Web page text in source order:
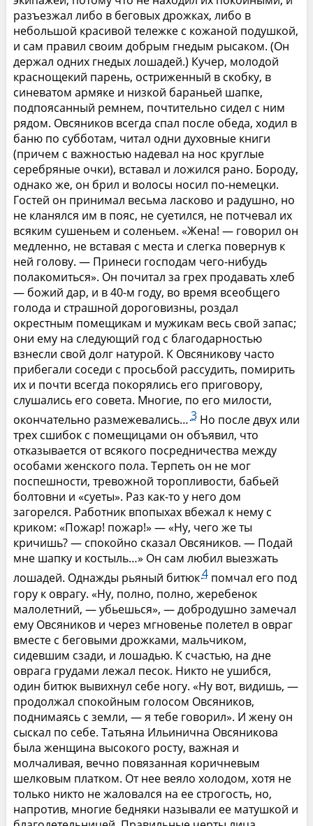
разъезжал либо в беговых дрожках, либо в
небольшой красивой тележке с кожаной подушкой,
и сам правил своим добрым гнедым рысаком. (Он
держал одних гнедых лошадей.) Кучер, молодой
краснощекий парень, остриженный в скобку, в
синеватом армяке и низкой бараньей шапке,
подпоясанный ремнем, почтительно сидел с ним
рядом. Овсяников всегда спал после обеда, ходил в
баню по субботам, читал одни духовные книги
(причем с важностью надевал на нос круглые
серебряные очки), вставал и ложился рано. Бороду,
однако же, он брил и волосы носил по-немецки.
Гостей он принимал весьма ласково и радушно, но
не кланялся им в пояс, не суетился, не потчевал их
всяким сушеньем и соленьем. «Жена! — говорил он
медленно, не вставая с места и слегка повернув к
ней голову. — Принеси господам чего-нибудь
полакомиться». Он почитал за грех продавать хлеб
— божий дар, и в 40-м году, во время всеобщего
голода и страшной дороговизны, роздал
окрестным помещикам и мужикам весь свой запас;
они ему на следующий год с благодарностью
взнесли свой долг натурой. К Овсяникову часто
прибегали соседи с просьбой рассудить, помирить
их и почти всегда покорялись его приговору,
слушались его совета. Многие, по его милости,
окончательно размежевались…3Но после двух или
трех сшибок с помещицами он объявил, что
отказывается от всякого посредничества между
особами женского пола. Терпеть он не мог
поспешности, тревожной торопливости, бабьей
болтовни и «суеты». Раз как-то у него дом
загорелся. Работник впопыхах вбежал к нему с
криком: «Пожар! пожар!» — «Ну, чего же ты
кричишь? — спокойно сказал Овсяников. — Подай
мне шапку и костыль…» Он сам любил выезжать
лошадей. Однажды рьяный битюк4помчал его под
гору к оврагу. «Ну, полно, полно, жеребенок
малолетний, — убьешься», — добродушно замечал
ему Овсяников и через мгновенье полетел в овраг
вместе с беговыми дрожками, мальчиком,
сидевшим сзади, и лошадью. К счастью, на дне
оврага грудами лежал песок. Никто не ушибся,
один битюк вывихнул себе ногу. «Ну вот, видишь, —
продолжал спокойным голосом Овсяников,
поднимаясь с земли, — я тебе говорил». И жену он
сыскал по себе. Татьяна Ильинична Овсяникова
была женщина высокого росту, важная и
молчаливая, вечно повязанная коричневым
шелковым платком. От нее веяло холодом, хотя не
только никто не жаловался на ее строгость, но,
напротив, многие бедняки называли ее матушкой и